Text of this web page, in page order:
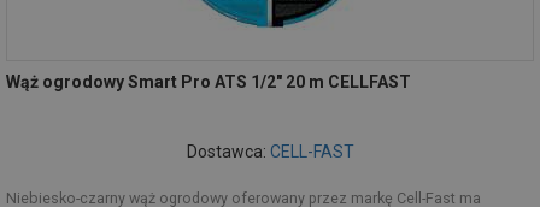
Wąż ogrodowy Smart Pro ATS 1/2" 20 m CELLFAST
Dostawca: CELL-FAST
Niebiesko-czarny wąż ogrodowy oferowany przez markę Cell-Fast ma